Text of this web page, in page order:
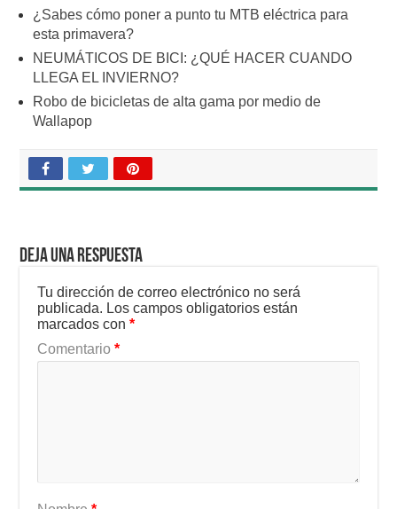
¿Sabes cómo poner a punto tu MTB eléctrica para
esta primavera?
NEUMÁTICOS DE BICI: ¿QUÉ HACER CUANDO
LLEGA EL INVIERNO?
Robo de bicicletas de alta gama por medio de
Wallapop
Deja una respuesta
Tu dirección de correo electrónico no será
publicada. Los campos obligatorios están
marcados con*
Comentario*